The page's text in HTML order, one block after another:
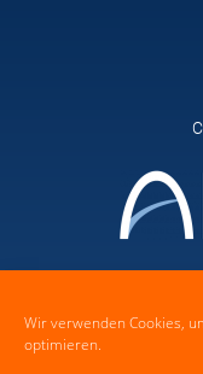
Wir verwenden Cookies,
optimieren.